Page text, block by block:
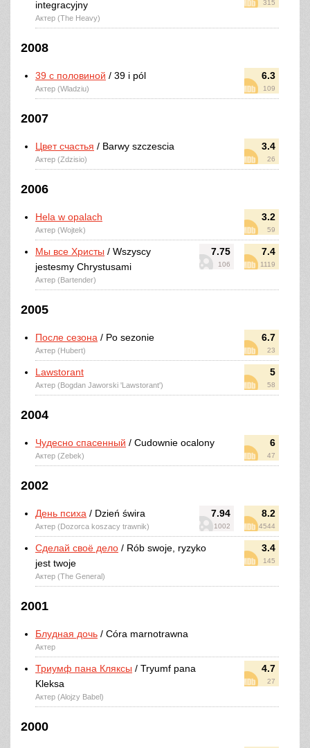
315
integracyjny
Актер (The Heavy)
2008
6.3
109
39 с половиной / 39 i pól
Актер (Wladziu)
2007
3.4
26
Цвет счастья / Barwy szczescia
Актер (Zdzisio)
2006
3.2
59
Hela w opalach
Актер (Wojtek)
7.75
106
7.4
1119
Мы все Христы / Wszyscy
jestesmy Chrystusami
Актер (Bartender)
2005
6.7
23
После сезона / Po sezonie
Актер (Hubert)
5
58
Lawstorant
Актер (Bogdan Jaworski 'Lawstorant')
2004
6
47
Чудесно спасенный / Cudownie ocalony
Актер (Zebek)
2002
7.94
1002
8.2
4544
День психа / Dzień świra
Актер (Dozorca koszacy trawnik)
3.4
145
Сделай своё дело / Rób swoje, ryzyko
jest twoje
Актер (The General)
2001
Блудная дочь / Córa marnotrawna
Актер
4.7
27
Триумф пана Кляксы / Tryumf pana
Kleksa
Актер (Alojzy Babel)
2000